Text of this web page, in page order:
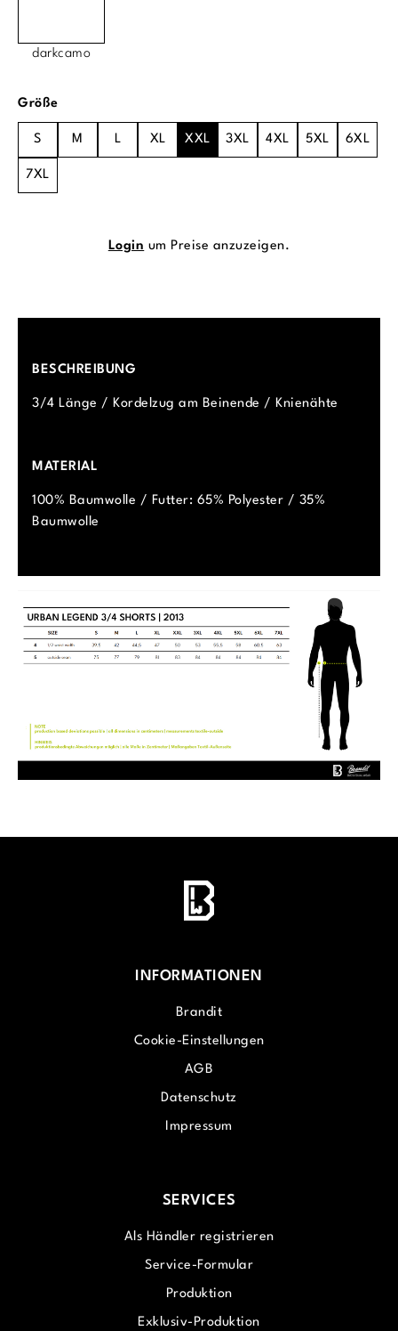
darkcamo
Größeauswählen
S M L XL XXL 3XL 4XL 5XL 6XL
7XL
Login um Preise anzuzeigen.
BESCHREIBUNG
3/4 Länge / Kordelzug am Beinende / Knienähte
MATERIAL
100% Baumwolle / Futter: 65% Polyester / 35%
Baumwolle
INFORMATIONEN
Brandit
Cookie-Einstellungen
AGB
Datenschutz
Impressum
SERVICES
Als Händler registrieren
Service-Formular
Produktion
Exklusiv-Produktion